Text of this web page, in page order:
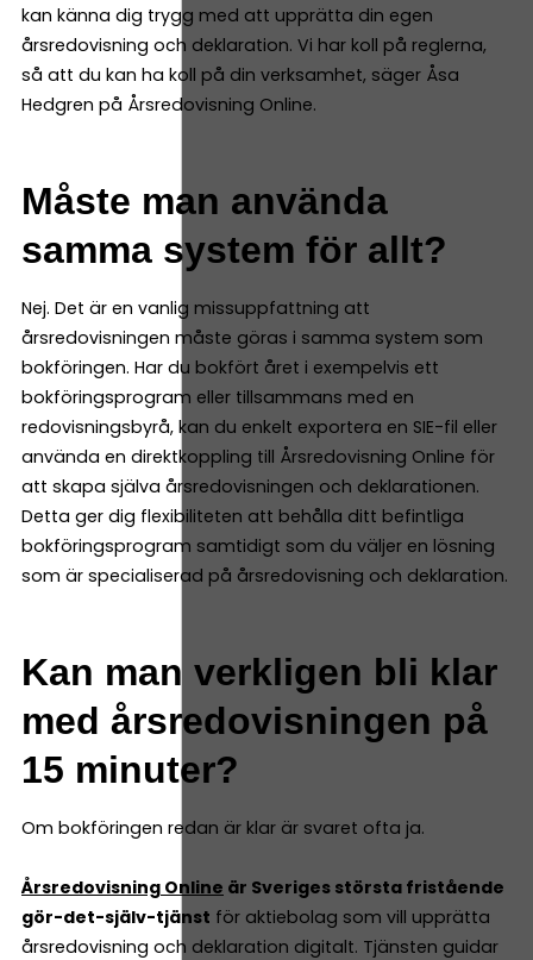
kan känna dig trygg med att upprätta din egen
årsredovisning och deklaration. Vi har koll på reglerna,
så att du kan ha koll på din verksamhet, säger Åsa
Hedgren på Årsredovisning Online.
Måste man använda
samma system för allt?
Nej. Det är en vanlig missuppfattning att
årsredovisningen måste göras i samma system som
bokföringen. Har du bokfört året i exempelvis ett
bokföringsprogram eller tillsammans med en
redovisningsbyrå, kan du enkelt exportera en SIE-fil eller
använda en direktkoppling till Årsredovisning Online för
att skapa själva årsredovisningen och deklarationen.
Detta ger dig flexibiliteten att behålla ditt befintliga
bokföringsprogram samtidigt som du väljer en lösning
som är specialiserad på årsredovisning och deklaration.
Kan man verkligen bli klar
med årsredovisningen på
15 minuter?
Om bokföringen redan är klar är svaret ofta ja.
Årsredovisning Online är Sveriges största fristående
gör-det-själv-tjänst för aktiebolag som vill upprätta
årsredovisning och deklaration digitalt. Tjänsten guidar